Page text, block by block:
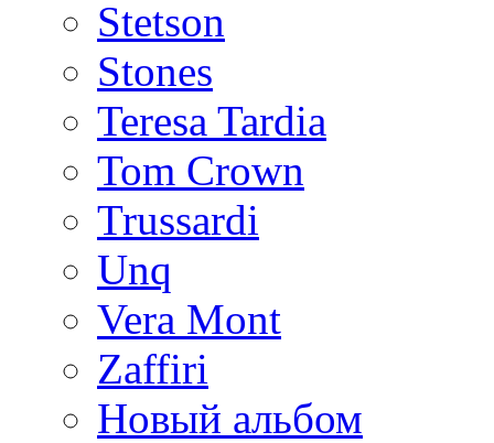
Stetson
Stones
Teresa Tardia
Tom Crown
Trussardi
Unq
Vera Mont
Zaffiri
Новый альбом